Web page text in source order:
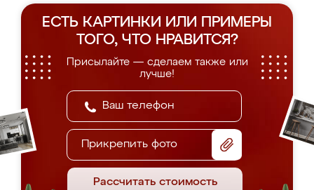
ЕСТЬ КАРТИНКИ ИЛИ ПРИМЕРЫ
ТОГО, ЧТО НРАВИТСЯ?
Присылайте — сделаем также или
лучше!
Прикрепить фото
Рассчитать стоимость